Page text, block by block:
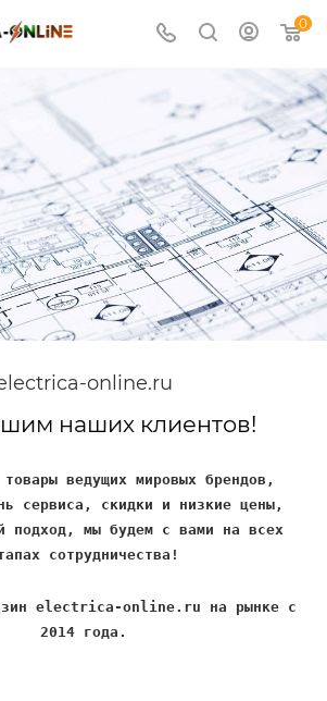
0
online.ru
наших клиентов!
товары ведущих мировых брендов,
сервиса, скидки и низкие цены,
подход, мы будем с вами на всех
сотрудничества!
electrica-online.ru на рынке с
2014 года.